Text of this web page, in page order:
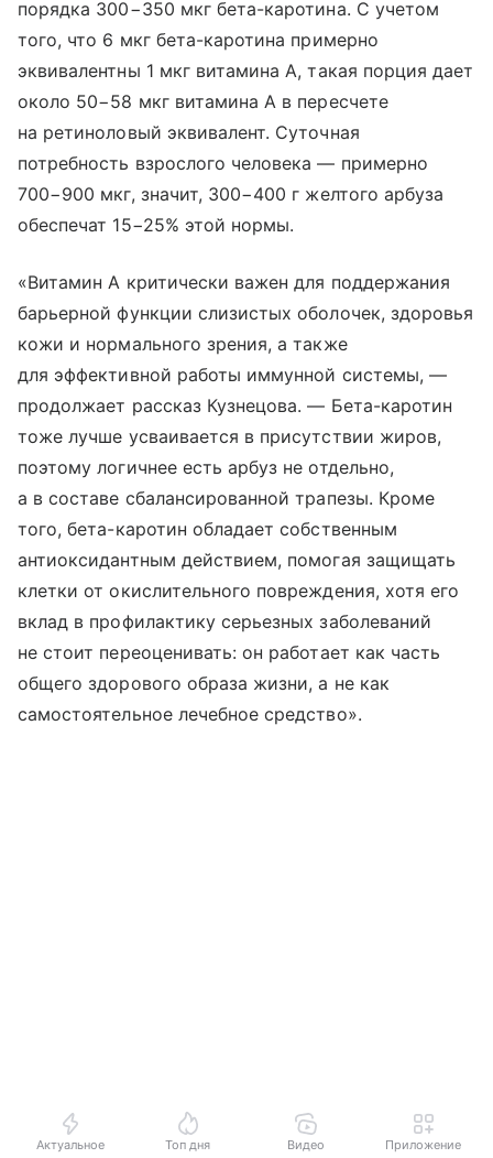
порядка 300−350 мкг бета-каротина. С учетом
того, что 6 мкг бета-каротина примерно
эквивалентны 1 мкг витамина А, такая порция дает
около 50−58 мкг витамина А в пересчете
на ретиноловый эквивалент. Суточная
потребность взрослого человека — примерно
700−900 мкг, значит, 300−400 г желтого арбуза
обеспечат 15−25% этой нормы.
«Витамин А критически важен для поддержания
барьерной функции слизистых оболочек, здоровья
кожи и нормального зрения, а также
для эффективной работы иммунной системы, —
продолжает рассказ Кузнецова. — Бета-каротин
тоже лучше усваивается в присутствии жиров,
поэтому логичнее есть арбуз не отдельно,
а в составе сбалансированной трапезы. Кроме
того, бета-каротин обладает собственным
антиоксидантным действием, помогая защищать
клетки от окислительного повреждения, хотя его
вклад в профилактику серьезных заболеваний
не стоит переоценивать: он работает как часть
общего здорового образа жизни, а не как
самостоятельное лечебное средство».
Актуальное Топ дня Видео Приложение